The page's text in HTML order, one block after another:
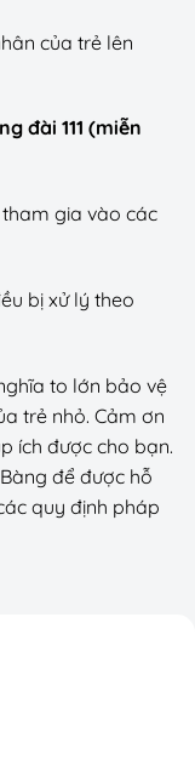
của trẻ lên
đài 111 (miễn
gia vào các
bị xử lý theo
to lớn bảo vệ
trẻ nhỏ. Cảm ơn
ích được cho bạn.
để được hỗ
quy định pháp